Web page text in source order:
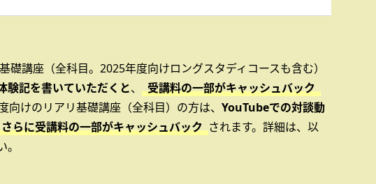
礎講座（全科目。2025年度向けロングスタディコースも含む）
験記を書いていただくと、
受講料の一部がキャッシュバック
向けのリアリ基礎講座（全科目）の方は、 YouTubeでの対談動
さらに受講料の一部がキャッシュバック されます。詳細は、以